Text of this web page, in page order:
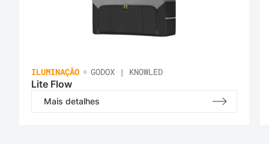
ILUMINAÇÃO •GODOX | KNOWLED
Lite Flow
Mais detalhes